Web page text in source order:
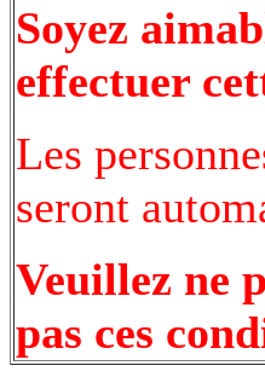
Soyez
effectuer
Les
seront
Veuillez ne
pas ces